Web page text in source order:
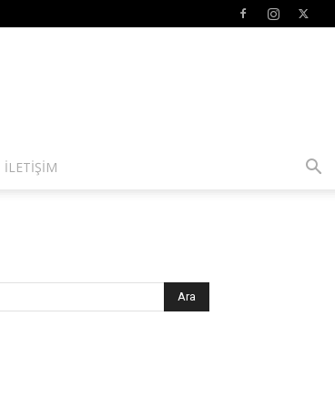
İLETIŞIM